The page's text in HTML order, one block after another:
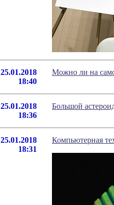
25.01.2018
18:40
Можно ли на
25.01.2018
18:36
Большой
25.01.2018
18:31
Компьютерная